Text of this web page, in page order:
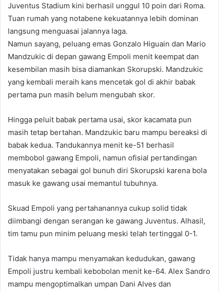
Juventus Stadium kini berhasil unggul 10 poin dari Roma.
Tuan rumah yang notabene kekuatannya lebih dominan
langsung menguasai jalannya laga.
Namun sayang, peluang emas Gonzalo Higuain dan Mario
Mandzukic di depan gawang Empoli menit keempat dan
kesembilan masih bisa diamankan Skorupski. Mandzukic
yang kembali meraih kans mencetak gol di akhir babak
pertama pun masih belum mengubah skor.
Hingga peluit babak pertama usai, skor kacamata pun
masih tetap bertahan. Mandzukic baru mampu bereaksi di
babak kedua. Tandukannya menit ke-51 berhasil
membobol gawang Empoli, namun ofisial pertandingan
menyatakan sebagai gol bunuh diri Skorupski karena bola
masuk ke gawang usai memantul tubuhnya.
Skuad Empoli yang pertahanannya cukup solid tidak
diimbangi dengan serangan ke gawang Juventus. Alhasil,
tim tamu pun minim peluang meski telah tertinggal 0-1.
Tidak hanya mampu menyamakan kedudukan, gawang
Empoli justru kembali kebobolan menit ke-64. Alex Sandro
mampu mengoptimalkan umpan Dani Alves dan